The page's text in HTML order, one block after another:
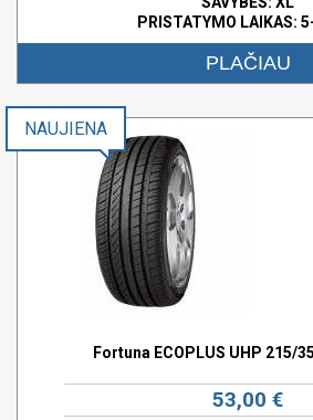
PRISTATYMO LAIKAS:
PLAČIAU
NAUJIENA
Fortuna ECOPLUS UHP 215/
53,00 €